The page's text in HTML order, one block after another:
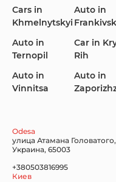
Lincoln Maserati
Subaru
Cars in
Khmelnytskyi
Auto in
Ternopil
Auto in
Vinnitsa
Auto in
Frankivsk
Car in
Rih
Auto in
Odesa
улица Атамана
Украина, 65003
+380503816995
Киев